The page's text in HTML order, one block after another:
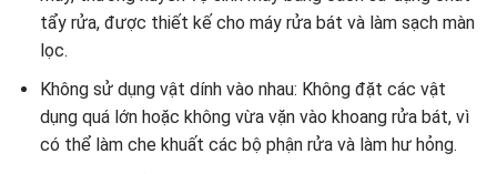
tẩy rửa, được thiết kế cho máy rửa bát và làm sạch màn
lọc.
Không sử dụng vật dính vào nhau: Không đặt các vật
dụng quá lớn hoặc không vừa vặn vào khoang rửa bát, vì
có thể làm che khuất các bộ phận rửa và làm hư hỏng.